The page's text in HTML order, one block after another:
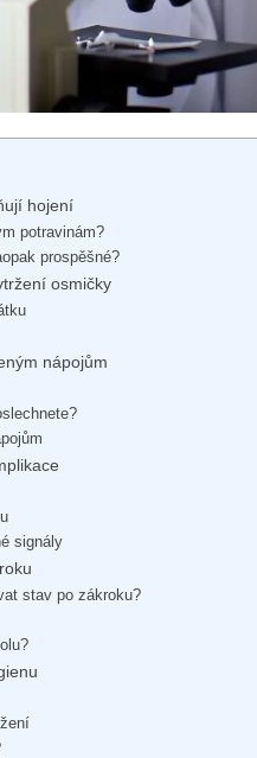
hojení
potravinám?
prospěšné?
osmičky
nápojům
signály
stav po zákroku?